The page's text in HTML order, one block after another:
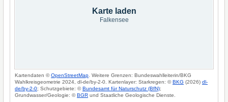
Karte laden
Falkensee
Kartendaten ©OpenStreetMap . Weitere Grenzen: Bundeswahlleiterin/BKG
Wahlkreisgeometrie 2024, dl-de/by-2-0. Kartenlayer: Starkregen: ©BKG (2026) dl-
de/by-2-0; Schutzgebiete: ©Bundesamt für Naturschutz (BfN);
Grundwasser/Geologie: ©BGR und Staatliche Geologische Dienste.